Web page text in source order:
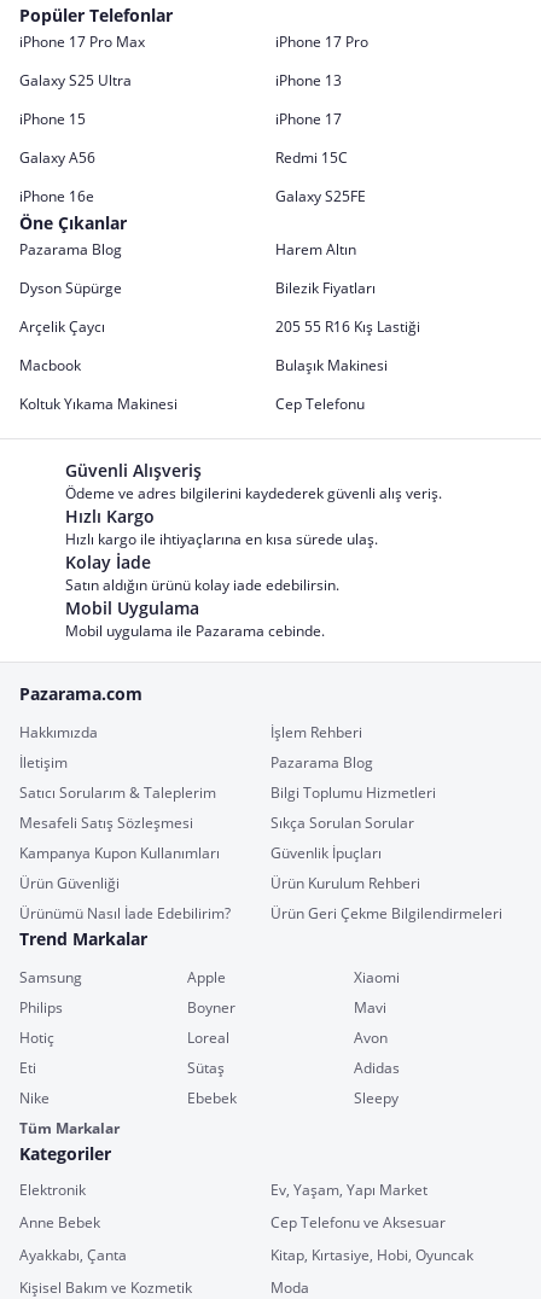
Popüler Telefonlar
iPhone 17 Pro Max
iPhone 17 Pro
Galaxy S25 Ultra
iPhone 13
iPhone 15
iPhone 17
Galaxy A56
Redmi 15C
iPhone 16e
Galaxy S25FE
Öne Çıkanlar
Pazarama Blog
Harem Altın
Dyson Süpürge
Bilezik Fiyatları
Arçelik Çaycı
205 55 R16 Kış Lastiği
Macbook
Bulaşık Makinesi
Koltuk Yıkama Makinesi
Cep Telefonu
Güvenli Alışveriş
Ödeme ve adres bilgilerini kaydederek güvenli alış veriş.
Hızlı Kargo
Hızlı kargo ile ihtiyaçlarına en kısa sürede ulaş.
Kolay İade
Satın aldığın ürünü kolay iade edebilirsin.
Mobil Uygulama
Mobil uygulama ile Pazarama cebinde.
Pazarama.com
Hakkımızda
İşlem Rehberi
İletişim
Pazarama Blog
Satıcı Sorularım & Taleplerim
Bilgi Toplumu Hizmetleri
Mesafeli Satış Sözleşmesi
Sıkça Sorulan Sorular
Kampanya Kupon Kullanımları
Güvenlik İpuçları
Ürün Güvenliği
Ürün Kurulum Rehberi
Ürünümü Nasıl İade Edebilirim?
Ürün Geri Çekme Bilgilendirmeleri
Trend Markalar
Samsung Apple
Xiaomi
Philips
Boyner
Mavi
Hotiç
Loreal
Avon
Eti
Sütaş
Adidas
Nike
Ebebek
Sleepy
Tüm Markalar
Kategoriler
Elektronik
Ev, Yaşam, Yapı Market
Anne Bebek
Cep Telefonu ve Aksesuar
Ayakkabı, Çanta
Kitap, Kırtasiye, Hobi, Oyuncak
Kişisel Bakım ve Kozmetik
Moda